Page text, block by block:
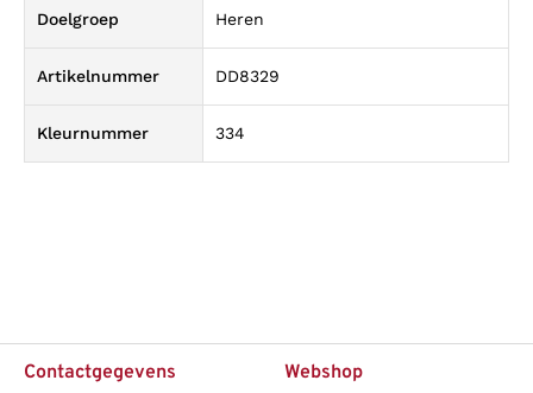
Doelgroep Heren
Artikelnummer DD8329
Kleurnummer 334
Contactgegevens Webshop